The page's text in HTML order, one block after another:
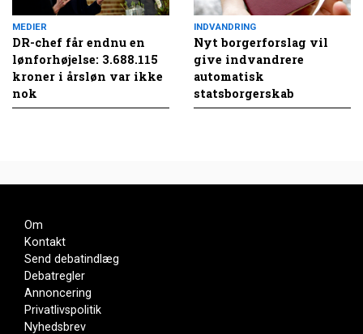
MEDIER
DR-chef får endnu en
lønforhøjelse: 3.688.115
kroner i årsløn var ikke
nok
INDVANDRING
Nyt borgerforslag vil
give indvandrere
automatisk
statsborgerskab
Om
Kontakt
Send debatindlæg
Debatregler
Annoncering
Privatlivspolitik
Nyhedsbrev